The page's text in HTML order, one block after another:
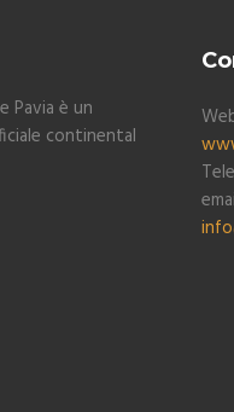
Pavia è un
continental